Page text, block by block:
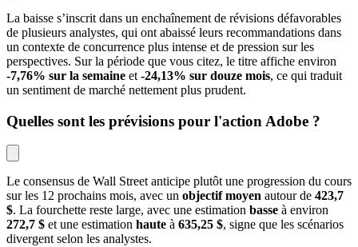
La baisse s’inscrit dans un enchaînement de révisions défavorables
de plusieurs analystes, qui ont abaissé leurs recommandations dans
un contexte de concurrence plus intense et de pression sur les
-7,76% sur la semaine et -24,13% sur douze mois, ce qui traduit
un sentiment de marché nettement plus prudent.
Quelles sont les prévisions pour l'action Adobe ?
Le consensus de Wall Street anticipe plutôt une progression du cours
sur les 12 prochains mois, avec un objectif moyen autour de 423,7
$. La fourchette reste large, avec une estimation basse
272,7 $ et une estimation haute à 635,25 $, signe que les scénarios
divergent selon les analystes.